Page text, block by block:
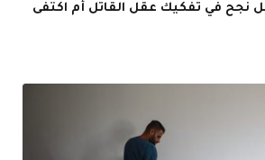
نجح في تفكيك عقل القاتل أم اكتفى